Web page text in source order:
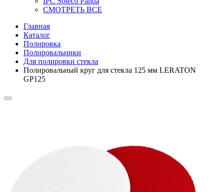
СМОТРЕТЬ ВСЕ
Главная
Каталог
Полировка
Полировальники
Для полировки стекла
Полировальный круг для стекла 125 мм LERATON
GP125